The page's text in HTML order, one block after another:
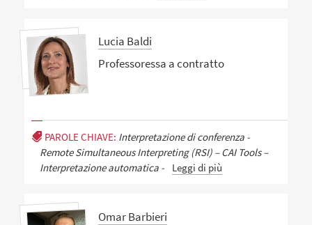
Lucia Baldi
Professoressa a contratto
PAROLE CHIAVE: Interpretazione di conferenza -
Remote Simultaneous Interpreting (RSI) – CAI Tools –
Interpretazione automatica -
Leggi di più
Omar Barbieri